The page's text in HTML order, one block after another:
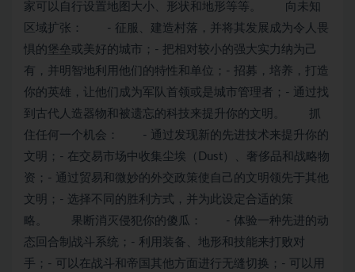
家 可以自行设置地图大小、形状和地形等等。 向未知
区域扩张： - 征服、建造村落，并将其发展成为令人畏
惧的堡垒或美好的城市；- 把相对较小的强大实力纳为己
有，并明智地利用他们的特性和单位；- 招募，培养，打造
你的英雄，让他们成为军队首领或是城市管理者；- 通过找
到古代人造器物和被遗忘的 科技 来提升你的文明。 抓
住任何一个机会： - 通过发现新的先进技术来提升你的
文明；- 在交易市场中收集尘埃（Dust）、奢侈品和战略物
资；- 通过贸易和微妙的外交政策使自己的文明领先于其他
文明；- 选择不同的胜利方式，并为此设定合适的 策
略 。 果断消灭侵犯你的傻瓜： - 体验一种先进的动
态回合制战斗系统；- 利用装备、地形和技能来打败对
手；- 可以在战斗和帝国其他方面进行无缝切换；- 可以用